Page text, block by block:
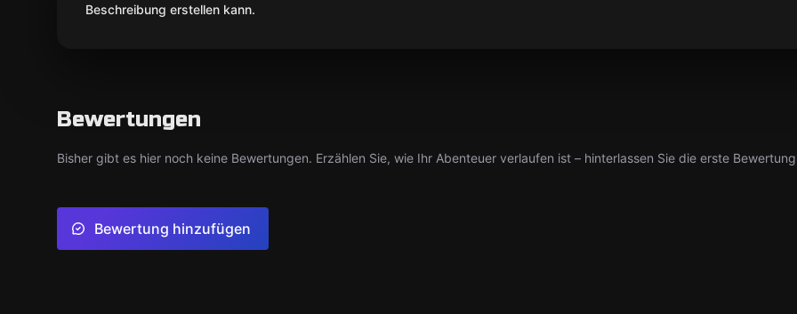
Beschreibung erstellen kann.
Bewertungen
Bisher gibt es hier noch keine Bewertungen. Erzählen Sie, wie Ihr Abenteuer verlaufen ist – hinterlassen Sie die erste
Bewertung hinzufügen